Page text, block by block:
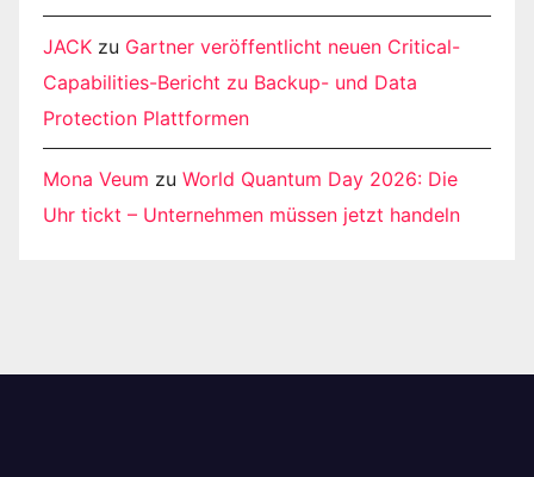
JACK zu Gartner veröffentlicht neuen Critical-
Capabilities-Bericht zu Backup- und Data
Protection Plattformen
Mona Veum zu World Quantum Day 2026: Die
Uhr tickt – Unternehmen müssen jetzt handeln